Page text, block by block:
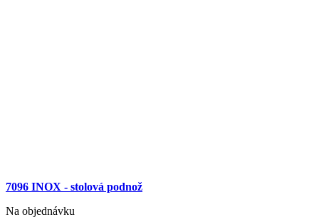
7096 INOX - stolová podnož
Na objednávku